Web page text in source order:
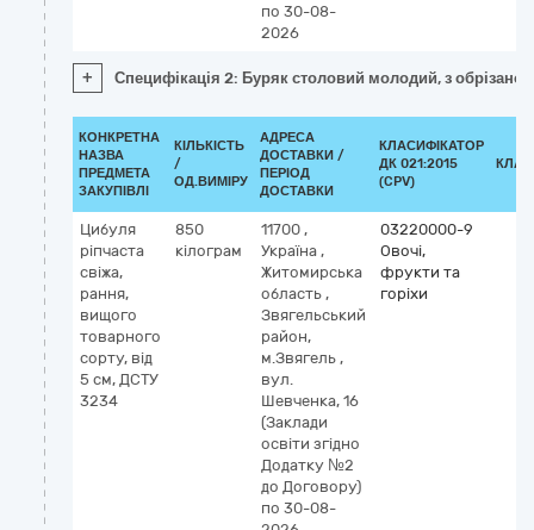
по 30-08-
2026
+ Специфікація 2: Буряк столовий молодий, з
КОНКРЕТНА
НАЗВА
ПРЕДМЕТА
ЗАКУПІВЛІ
КІЛЬКІСТЬ
/
ОД.ВИМІРУ
АДРЕСА
ДОСТАВКИ /
ПЕРІОД
ДОСТАВКИ
КЛАСИФІКАТОР
ДК 021:2015
(CPV)
Цибуля
ріпчаста
свіжа,
рання,
вищого
товарного
сорту, від
5 см, ДСТУ
3234
850
кілограм
11700 ,
Україна ,
Житомирська
область ,
Звягельський
район,
м.Звягель ,
вул.
Шевченка, 16
(Заклади
освіти згідно
Додатку №2
до Договору)
по 30-08-
03220000-9
Овочі,
фрукти та
горіхи